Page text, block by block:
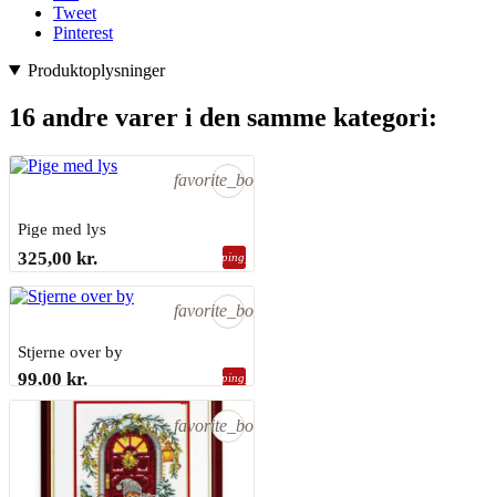
Tweet
Pinterest
Produktoplysninger
16 andre varer i den samme kategori:
favorite_border
Pige med lys
325,00 kr. shopping_bag
favorite_border
Stjerne over by
99,00 kr. shopping_bag
Sidste varer på lager
favorite_border